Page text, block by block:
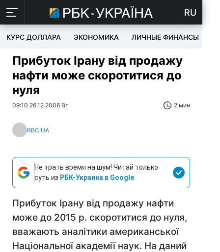
RU
КУРС ДОЛЛАРА ЭКОНОМИКА ЛИЧНЫЕ ФИНАНСЫ
Прибуток Ірану від продажу
нафти може скоротитися до
нуля
09:10 26.12.2006 Вт 2 мин
RBC.UA
Не трать время на шум! Читай только
суть из РБК-Украина в Google
Прибуток Ірану від продажу нафти
може до 2015 р. скоротитися до нуля,
вважають аналітики американської
Національної академії наук. На даний